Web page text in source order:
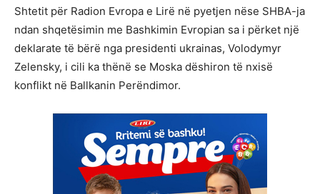
Shtetit për Radion Evropa e Lirë në pyetjen nëse SHBA-ja
ndan shqetësimin me Bashkimin Evropian sa i përket një
deklarate të bërë nga presidenti ukrainas, Volodymyr
Zelensky, i cili ka thënë se Moska dëshiron të nxisë
konflikt në Ballkanin Perëndimor.